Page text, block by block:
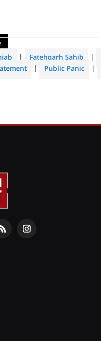
| Fatehgarh Sahib
Public Panic